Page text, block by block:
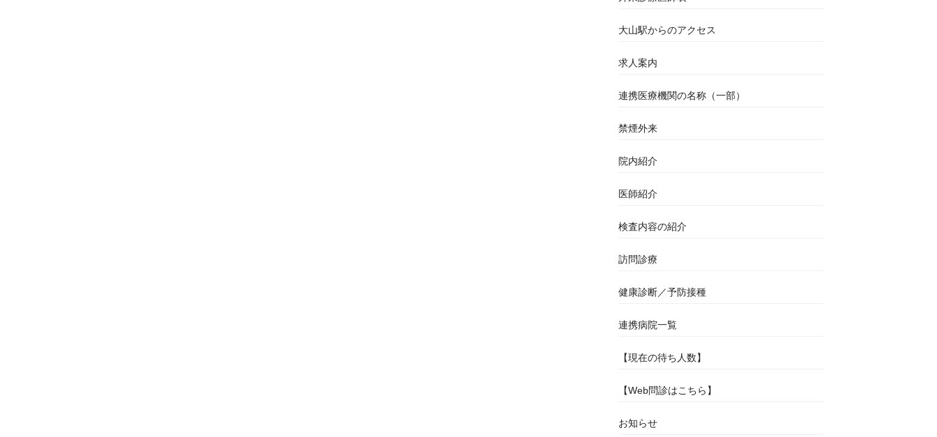
大山駅からのアクセス
求人案内
連携医療機関の名称（一部）
禁煙外来
院内紹介
医師紹介
検査内容の紹介
訪問診療
健康診断／予防接種
連携病院一覧
【現在の待ち人数】
【Web問診はこちら】
お知らせ